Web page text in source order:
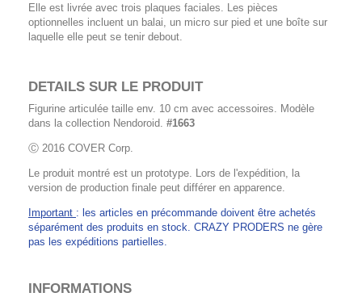
Elle est livrée avec trois plaques faciales. Les pièces
optionnelles incluent un balai, un micro sur pied et une boîte sur
laquelle elle peut se tenir debout.
DETAILS SUR LE PRODUIT
Figurine articulée taille env. 10 cm avec accessoires. Modèle
dans la collection Nendoroid. #1663
Ⓒ 2016 COVER Corp.
Le produit montré est un prototype. Lors de l'expédition, la
version de production finale peut différer en apparence.
Important : les articles en précommande doivent être achetés
séparément des produits en stock. CRAZY PRODERS ne gère
pas les expéditions partielles.
INFORMATIONS